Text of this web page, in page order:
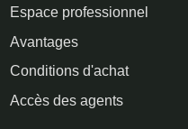
Espace professionnel
Avantages
Conditions d'achat
Accès des agents